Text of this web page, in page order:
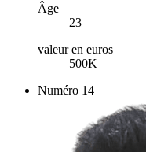
Âge
23
valeur en euros
500K
Numéro 14